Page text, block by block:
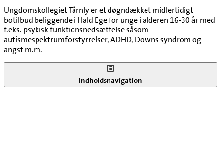
Ungdomskollegiet Tårnly er et døgndækket midlertidigt
botilbud beliggende i Hald Ege for unge i alderen 16-30 år med
f.eks. psykisk funktionsnedsættelse såsom
autismespektrumforstyrrelser, ADHD, Downs syndrom og
angst m.m.
Indholdsnavigation